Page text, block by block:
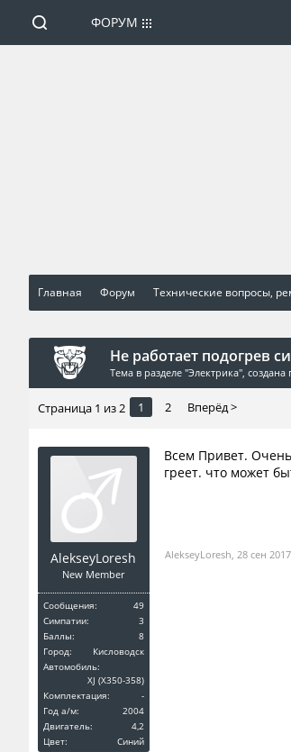
Главная Форум Технические вопросы,
Не работает подогрев
Тема в разделе "Электрика", создана
Страница 1 из 2 1 2 Вперёд >
AlekseyLoresh
New Member
Сообщения:
49
Симпатии:
3
Баллы:
8
Город:
Кисловодск
Автомобиль:
XJ (X350-358)
Комплектация:
-
Год a/м:
2004
Двигатель:
4,2
Цвет:
Синий
Всем Привет.
греет. что может
AlekseyLoresh, 28 сен 2017
ФОРУМ